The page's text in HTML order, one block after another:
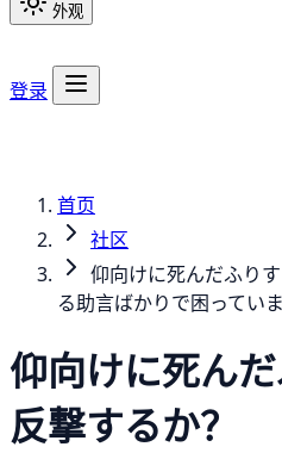
外观
登录
首页
社区
仰向けに死んだふり
る助言ばかりで困ってい
仰向けに死んだ
反撃するか？